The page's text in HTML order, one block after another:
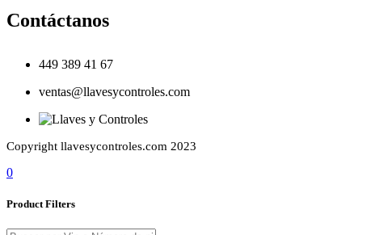
Contáctanos
449 389 41 67
ventas@llavesycontroles.com
Copyright llavesycontroles.com 2023
0
Product Filters